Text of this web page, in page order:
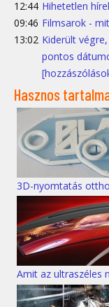
12:44 Hihetetlen
09:46 Filmsarok -
13:02 Kiderült
pontos
Hasznos
3D-nyomtatás
Amit az ultraszéles